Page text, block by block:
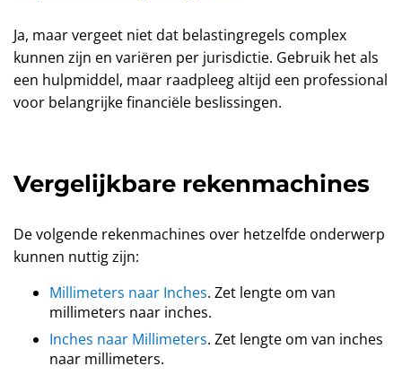
Ja, maar vergeet niet dat belastingregels complex
kunnen zijn en variëren per jurisdictie. Gebruik het als
een hulpmiddel, maar raadpleeg altijd een professional
voor belangrijke financiële beslissingen.
Vergelijkbare rekenmachines
De volgende rekenmachines over hetzelfde onderwerp
kunnen nuttig zijn:
Millimeters naar Inches. Zet lengte om van
millimeters naar inches.
Inches naar Millimeters. Zet lengte om van inches
naar millimeters.